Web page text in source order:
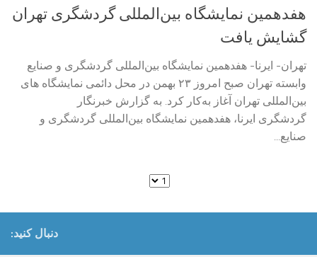
هفدهمین نمایشگاه بین‌المللی گردشگری تهران
گشایش یافت
تهران- ایرنا- هفدهمین نمایشگاه بین‌المللی گردشگری و صنایع
وابسته تهران صبح امروز ۲۳ بهمن در محل دائمی نمایشگاه های
بین‌المللی تهران آغاز به‌کار کرد. به گزارش خبرنگار
گردشگری ایرنا، هفدهمین نمایشگاه بین‌المللی گردشگری و
صنایع...
دنبال کنید: